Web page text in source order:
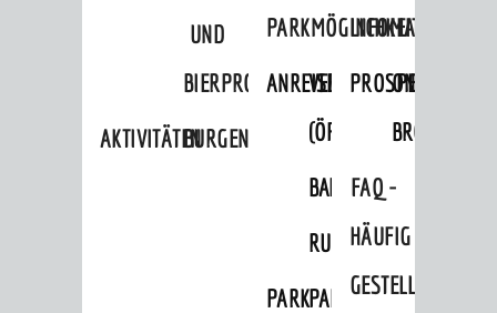
UND
BIERPROBEN
AKTIVITÄTENBURGENERLEBNISSE
PARKMÖGLICHKEITEN
ANREISEVERKEHR
(ÖPNV)
BAHNVERKEHR
BUSVERKEHR
RUFTAXI
PARKPARKEN
INFOMATERIAL
ONLINE-
FAQ -
HÄUFIG
GESTELLTE